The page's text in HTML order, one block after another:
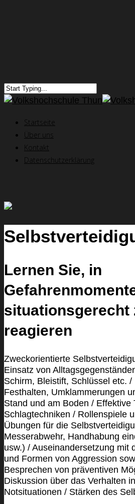
Startseite
Über uns
Kontakt
Datenschutzerklärung
Lernen Sie, in
situationsgerecht
reagieren
Zweckorientierte
Einsatz von
Schirm, Bleistift, Schlüssel etc.
Festhalten, Umklammerungen
Stand und am Boden / Effektive
Schlagtechniken / Rollenspiele
Übungen für die
Messerabwehr, Handhabung
usw.) / Auseinandersetzung mit
und Formen von Aggression
Besprechen von präventiven
Diskussion über das Verhalten
Notsituationen / Stärken des